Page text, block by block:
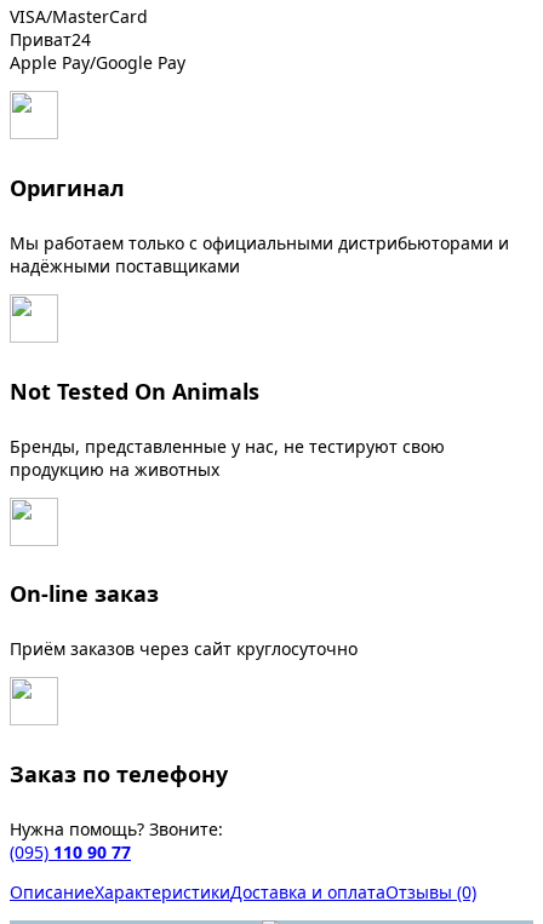
VISA/MasterCard
Приват24
Apple Pay/Google Pay
Оригинал
Мы работаем только с официальными дистрибьюторами и
надёжными поставщиками
Not Tested On Animals
Бренды, представленные у нас, не тестируют свою
продукцию на животных
On-line заказ
Приём заказов через сайт круглосуточно
Заказ по телефону
Нужна помощь? Звоните:
(095) 110 90 77
ОписаниеХарактеристикиДоставка и оплатаОтзывы (0)